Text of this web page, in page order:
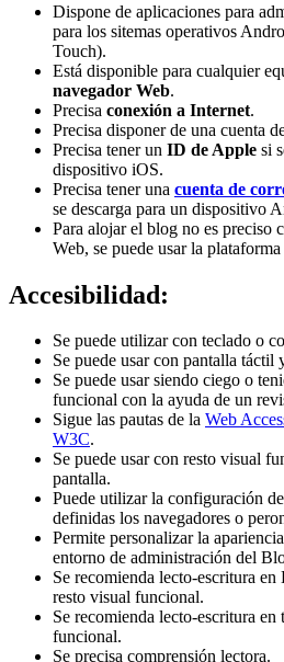
Dispone de aplicaciones para
para los sitemas operativos
Touch).
Está disponible para cualquier
navegador Web.
Precisa conexión a Internet.
Precisa disponer de una cuenta
Precisa tener un ID de Apple si
dispositivo iOS.
Precisa tener una cuenta de
se descarga para un dispositivo
Para alojar el blog no es preciso
Web, se puede usar la
Accesibilidad:
Se puede utilizar con teclado o
Se puede usar con pantalla táctil
Se puede usar siendo ciego o
funcional con la ayuda de un
Sigue las pautas de la Web
W3C.
Se puede usar con resto visual
pantalla.
Puede utilizar la configuración
definidas los navegadores o
Permite personalizar la
entorno de administración del
Se recomienda lecto-escritura
resto visual funcional.
Se recomienda lecto-escritura
funcional.
Se precisa comprensión lectora.